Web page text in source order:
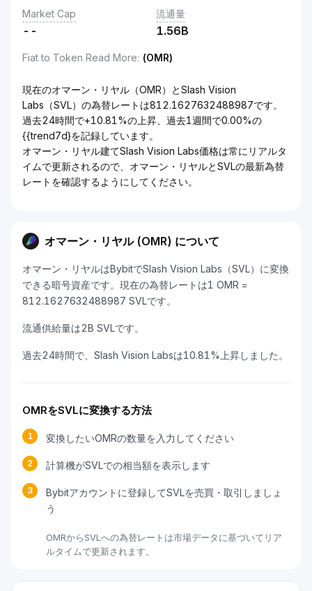
Market Cap
--
流通量
1.56B
Fiat to Token Read More: (OMR)
現在のオマーン・リヤル（OMR）とSlash Vision
Labs（SVL）の為替レートは812.1627632488987です。
過去24時間で+10.81%の上昇、過去1週間で0.00%の
{{trend7d}を記録しています。
オマーン・リヤル建てSlash Vision Labs価格は常にリアルタ
イムで更新されるので、オマーン・リヤルとSVLの最新為替
レートを確認するようにしてください。
オマーン・リヤル (OMR) について
オマーン・リヤルはBybitでSlash Vision Labs（SVL）に変換
できる暗号資産です。現在の為替レートは1 OMR =
812.1627632488987 SVLです。
流通供給量は2B SVLです。
過去24時間で、Slash Vision Labsは10.81%上昇しました。
OMRをSVLに変換する方法
1 変換したいOMRの数量を入力してください
2 計算機がSVLでの相当額を表示します
3
Bybitアカウントに登録してSVLを売買・取引しましょ
う
OMRからSVLへの為替レートは市場データに基づいてリア
ルタイムで更新されます。